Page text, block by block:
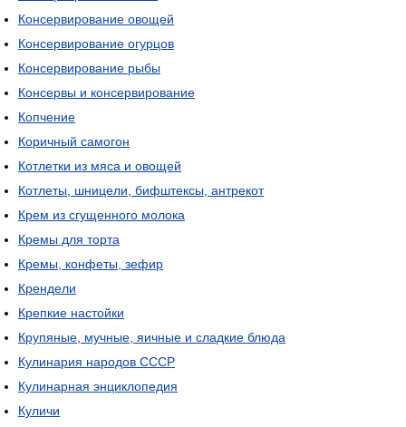
Консервирование овощей
Консервирование огурцов
Консервирование рыбы
Консервы и консервирование
Копчение
Коричный самогон
Котлетки из мяса и овощей
Котлеты, шницели, бифштексы, антрекот
Крем из сгущенного молока
Кремы для торта
Кремы, конфеты, зефир
Крендели
Крепкие настойки
Крупяные, мучные, яичные и сладкие блюда
Кулинария народов СССР
Кулинарная энциклопедия
Куличи